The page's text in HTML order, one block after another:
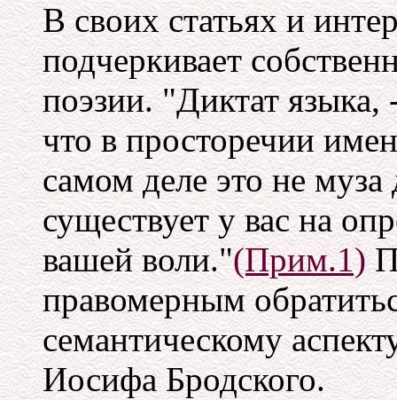
В своих статьях и
подчеркивает
поэзии. "Диктат языка,
что в просторечии
самом деле это не
существует у вас на
вашей воли."(Прим.1)
правомерным
семантическому
Иосифа Бродского.